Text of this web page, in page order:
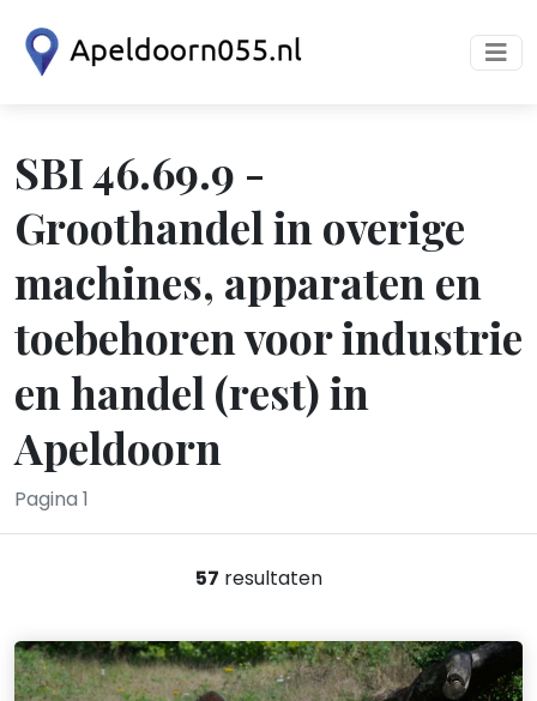
SBI 46.69.9 -
Groothandel in overige
machines, apparaten en
toebehoren voor industrie
en handel (rest) in
Apeldoorn
Pagina 1
57 resultaten